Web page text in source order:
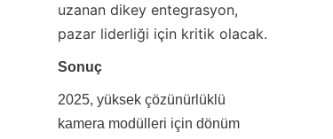
uzanan dikey entegrasyon,
pazar liderliği için kritik olacak.
Sonuç
2025, yüksek çözünürlüklü
kamera modülleri için dönüm